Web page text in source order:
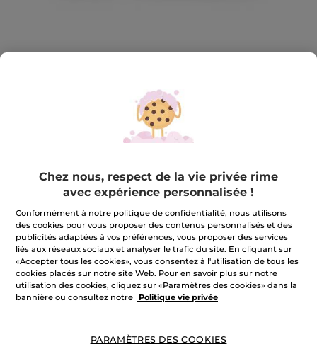
L’hydratation experte pour une peau repulpée jour
après jour
★★★★★
★★★★★
pour
Set
AJOUTER UN AVIS
Quantité
AJOUTER AU PANIER
Livraison à partir du12/08
Satisfait ou remboursé
Chez nous, respect de la vie privée rime
avec expérience personnalisée !
Conformément à notre politique de confidentialité, nous utilisons
des cookies pour vous proposer des contenus personnalisés et des
publicités adaptées à vos préférences, vous proposer des services
liés aux réseaux sociaux et analyser le trafic du site. En cliquant sur
«Accepter tous les cookies», vous consentez à l'utilisation de tous les
cookies placés sur notre site Web. Pour en savoir plus sur notre
utilisation des cookies, cliquez sur «Paramètres des cookies» dans la
bannière ou consultez notre
Politique vie privée
PARAMÈTRES DES COOKIES